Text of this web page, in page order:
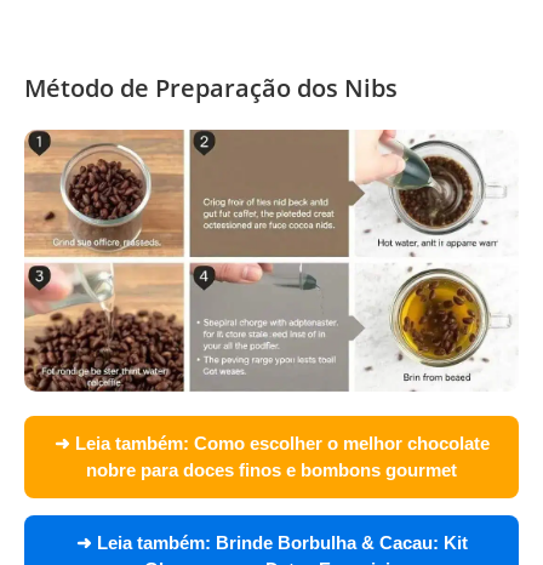
Método de Preparação dos Nibs
➜ Leia também: Como escolher o melhor chocolate
nobre para doces finos e bombons gourmet
➜ Leia também: Brinde Borbulha & Cacau: Kit